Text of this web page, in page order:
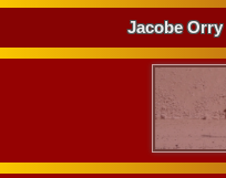
Jacobe Orry